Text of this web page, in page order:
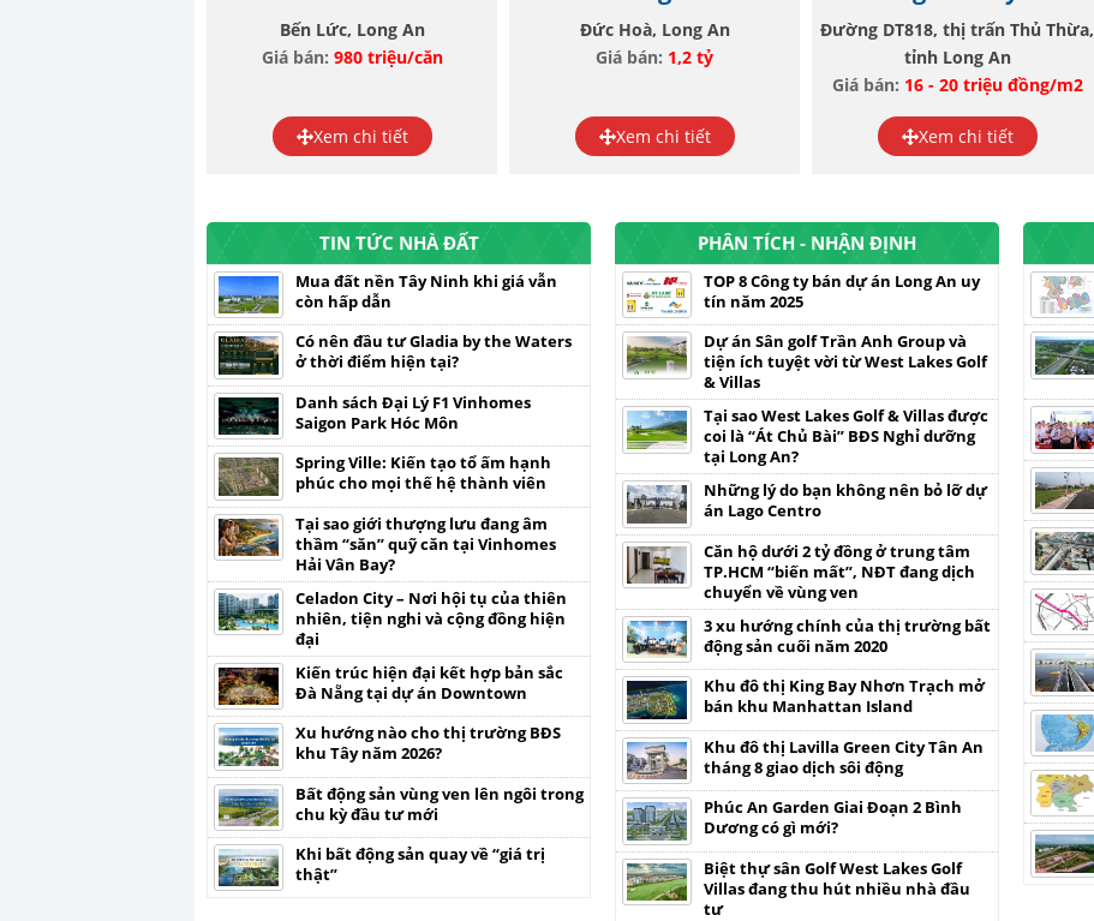
Bến Lức, Long An
Giá bán: 980 triệu/căn
Xem chi tiết
Đức Hoà, Long An
Giá bán: 1,2 tỷ
Xem chi tiết
Đường DT818, thị trấn Thủ Thừa,
tỉnh Long An
Giá bán: 16 - 20 triệu đồng/m2
Xem chi tiết
TIN TỨC NHÀ ĐẤT
Mua đất nền Tây Ninh khi giá vẫn
còn hấp dẫn
Có nên đầu tư Gladia by the Waters
ở thời điểm hiện tại?
Danh sách Đại Lý F1 Vinhomes
Saigon Park Hóc Môn
Spring Ville: Kiến tạo tổ ấm hạnh
phúc cho mọi thế hệ thành viên
Tại sao giới thượng lưu đang âm
thầm “săn” quỹ căn tại Vinhomes
Hải Vân Bay?
Celadon City – Nơi hội tụ của thiên
nhiên, tiện nghi và cộng đồng hiện
đại
Kiến trúc hiện đại kết hợp bản sắc
Đà Nẵng tại dự án Downtown
Xu hướng nào cho thị trường BĐS
khu Tây năm 2026?
Bất động sản vùng ven lên ngôi trong
chu kỳ đầu tư mới
Khi bất động sản quay về “giá trị
thật”
PHÂN TÍCH - NHẬN ĐỊNH
TOP 8 Công ty bán dự án Long An uy
tín năm 2025
Dự án Sân golf Trần Anh Group và
tiện ích tuyệt vời từ West Lakes Golf
& Villas
Tại sao West Lakes Golf & Villas được
coi là “Át Chủ Bài” BĐS Nghỉ dưỡng
tại Long An?
Những lý do bạn không nên bỏ lỡ dự
án Lago Centro
Căn hộ dưới 2 tỷ đồng ở trung tâm
TP.HCM “biến mất”, NĐT đang dịch
chuyển về vùng ven
3 xu hướng chính của thị trường bất
động sản cuối năm 2020
Khu đô thị King Bay Nhơn Trạch mở
bán khu Manhattan Island
Khu đô thị Lavilla Green City Tân An
tháng 8 giao dịch sôi động
Phúc An Garden Giai Đoạn 2 Bình
Dương có gì mới?
Biệt thự sân Golf West Lakes Golf
Villas đang thu hút nhiều nhà đầu
tư